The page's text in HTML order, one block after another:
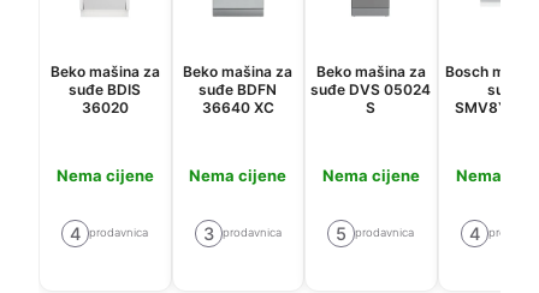
Beko mašina za
suđe BDIS
36020
Nema cijene
4 prodavnica
Beko mašina za
suđe BDFN
36640 XC
Nema cijene
3 prodavnica
Beko mašina za
suđe DVS 05024
S
Nema cijene
5 prodavnica
Bosch
suđe
Nema
4